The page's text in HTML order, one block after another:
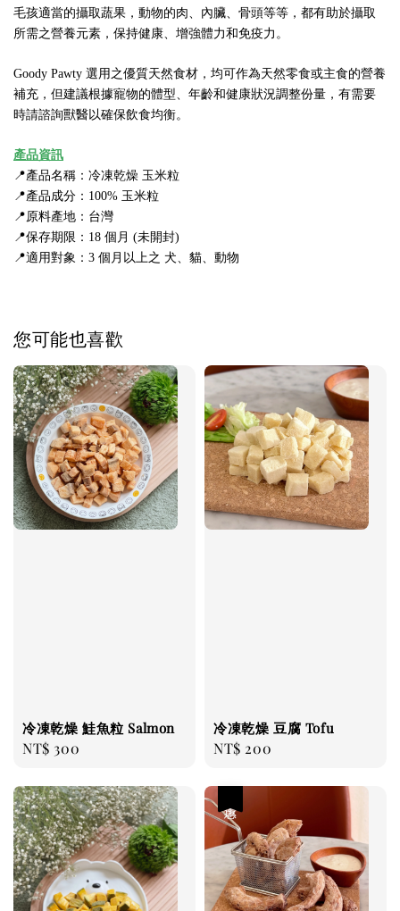
毛孩適當的攝取蔬果，動物的肉、內臟、骨頭等等，都有助於攝取
所需之營養元素，保持健康、增強體力和免疫力。
Goody Pawty 選用之優質天然食材，均可作為天然零食或主食的營養
補充，但建議根據寵物的體型、年齡和健康狀況調整份量，有需要
時請諮詢獸醫以確保飲食均衡。
產品資訊
📍產品名稱：冷凍乾燥 玉米粒
📍產品成分：100% 玉米粒
📍原料產地：台灣
📍保存期限：18 個月 (未開封)
📍適用對象：3 個月以上之 犬、貓、動物
您可能也喜歡
冷凍乾燥 鮭魚粒 Salmon
Regular
NT$ 300
冷凍乾燥 豆腐 Tofu
Regular
NT$ 200